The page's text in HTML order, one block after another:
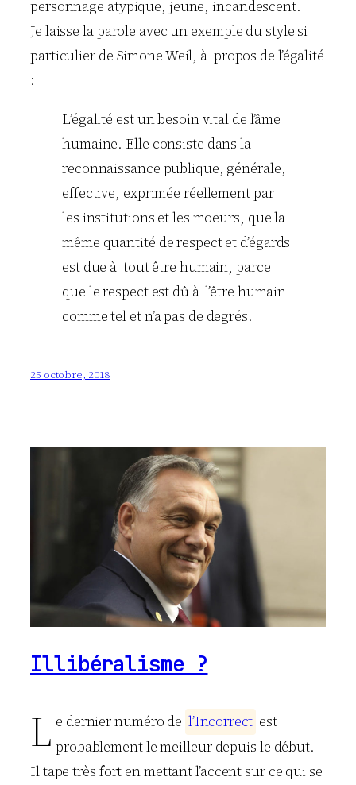
personnage atypique, jeune, incandescent.
Je laisse la parole avec un exemple du style si
particulier de Simone Weil, à propos de l’égalité
:
L’égalité est un besoin vital de l’âme
humaine. Elle consiste dans la
reconnaissance publique, générale,
effective, exprimée réellement par
les institutions et les moeurs, que la
même quantité de respect et d’égards
est due à tout être humain, parce
que le respect est dû à l’être humain
comme tel et n’a pas de degrés.
25 octobre, 2018
Illibéralisme ?
L e dernier numéro de l’Incorrect est
probablement le meilleur depuis le début.
Il tape très fort en mettant l’accent sur ce qui se